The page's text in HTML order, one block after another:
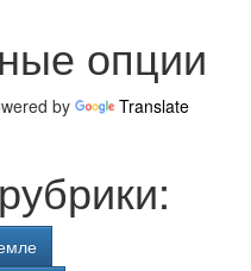
опции
by Translate